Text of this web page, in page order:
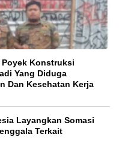
Poyek Konstruksi
Yang Diduga
Dan Kesehatan Kerja
Layangkan Somasi
Terkait